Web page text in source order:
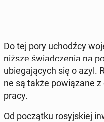
Do tej pory uchodź­cy
niższe świad­cze­nia na
ubie­ga­ją­cych się o azyl.
ne są także po­wią­za­ne
pracy.
Od po­cząt­ku ro­syj­skiej